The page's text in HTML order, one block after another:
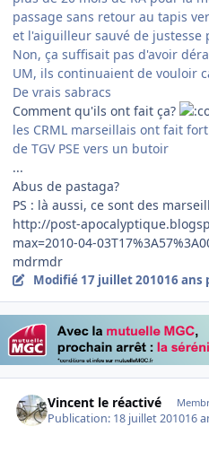
passage sans retour au tapis
et l'aiguilleur sauvé de
Non, ça suffisait pas d'avoir
UM, ils continuaient de vouloir
De vrais sabracs
Comment qu'ils ont fait ça?
les CRML marseillais ont fait
de TGV PSE vers un butoir
...
Abus de pastaga?
PS : là aussi, ce sont des
http://post-
max=2010-04-
mdrmdr
Modifié 17 juillet 201016 ans
Vincent le réactivé
Publication: 18 juillet 201016